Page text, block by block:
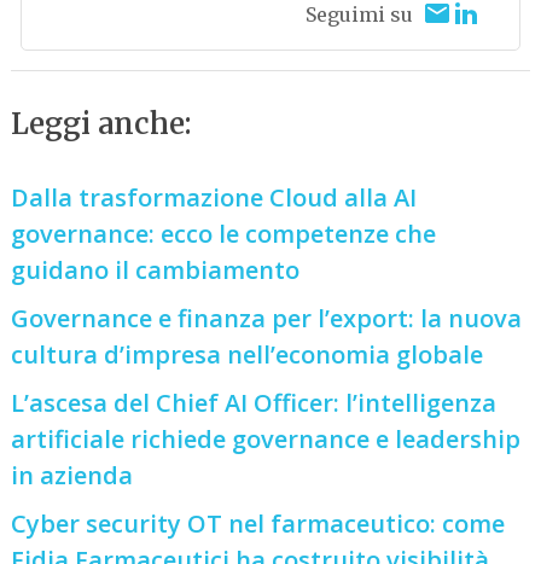
Seguimi su
Leggi anche:
Dalla trasformazione Cloud alla AI
governance: ecco le competenze che
guidano il cambiamento
Governance e finanza per l’export: la nuova
cultura d’impresa nell’economia globale
L’ascesa del Chief AI Officer: l’intelligenza
artificiale richiede governance e leadership
in azienda
Cyber security OT nel farmaceutico: come